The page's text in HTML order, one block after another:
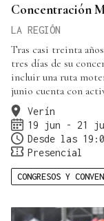
Concentración
LA REGIÓN
Tras casi treinta
tres días de su
incluir una ruta
junio cuenta con
Verín
19 jun - 21
Desde las
Presencial
CONGRESOS Y